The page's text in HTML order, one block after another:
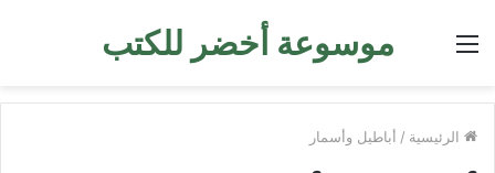
موسوعة أخضر للكتب القائمة
الرئيسية / أباطيل وأسمار